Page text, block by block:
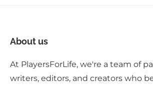
About us
At PlayersForLife, we're a team of
writers, editors, and creators who